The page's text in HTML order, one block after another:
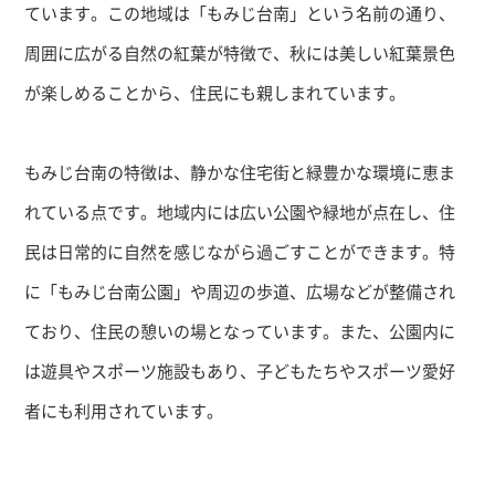
ています。この地域は「もみじ台南」という名前の通り、
周囲に広がる自然の紅葉が特徴で、秋には美しい紅葉景色
が楽しめることから、住民にも親しまれています。
もみじ台南の特徴は、静かな住宅街と緑豊かな環境に恵ま
れている点です。地域内には広い公園や緑地が点在し、住
民は日常的に自然を感じながら過ごすことができます。特
に「もみじ台南公園」や周辺の歩道、広場などが整備され
ており、住民の憩いの場となっています。また、公園内に
は遊具やスポーツ施設もあり、子どもたちやスポーツ愛好
者にも利用されています。